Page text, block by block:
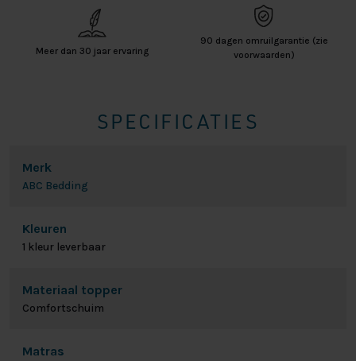
Meer dan 30 jaar ervaring
90 dagen omruilgarantie (zie
voorwaarden)
SPECIFICATIES
Merk
ABC Bedding
Kleuren
1 kleur leverbaar
Materiaal topper
Comfortschuim
Matras